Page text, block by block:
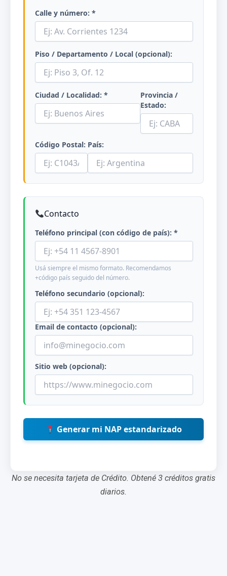
Calle y número: *
Piso / Departamento / Local (opcional):
Ciudad / Localidad: *
Provincia /
Estado:
Código Postal: País:
Contacto
Teléfono principal (con código de país): *
Usá siempre el mismo formato. Recomendamos
+código país seguido del número.
Teléfono secundario (opcional):
Email de contacto (opcional):
Sitio web (opcional):
Generar mi NAP estandarizado
No se necesita tarjeta de Crédito. Obtené 3 créditos gratis
diarios.